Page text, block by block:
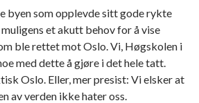
byen som opplevde sitt gode rykte
et akutt behov for å vise
ble rettet mot Oslo. Vi, Høgskolen i
med dette å gjøre i det hele tatt.
Oslo. Eller, mer presist: Vi elsker at
av verden ikke hater oss.